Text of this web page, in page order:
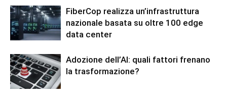
FiberCop realizza un’infrastruttura
nazionale basata su oltre 100 edge
data center
Adozione dell’AI: quali fattori frenano
la trasformazione?